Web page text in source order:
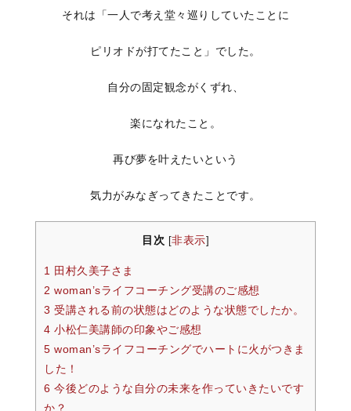
それは「一人で考え堂々巡りしていたことに
ピリオドが打てたこと」でした。
自分の固定観念がくずれ、
楽になれたこと。
再び夢を叶えたいという
気力がみなぎってきたことです。
目次 [非表示]
1 田村久美子さま
2 woman’sライフコーチング受講のご感想
3 受講される前の状態はどのような状態でしたか。
4 小松仁美講師の印象やご感想
5 woman’sライフコーチングでハートに火がつきま
した！
6 今後どのような自分の未来を作っていきたいです
か？